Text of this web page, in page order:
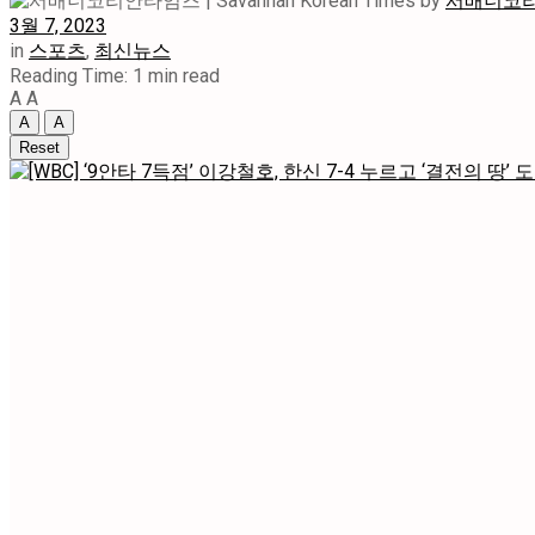
3월 7, 2023
in 스포츠, 최신뉴스
Reading Time: 1 min read
A A
A
A
Reset